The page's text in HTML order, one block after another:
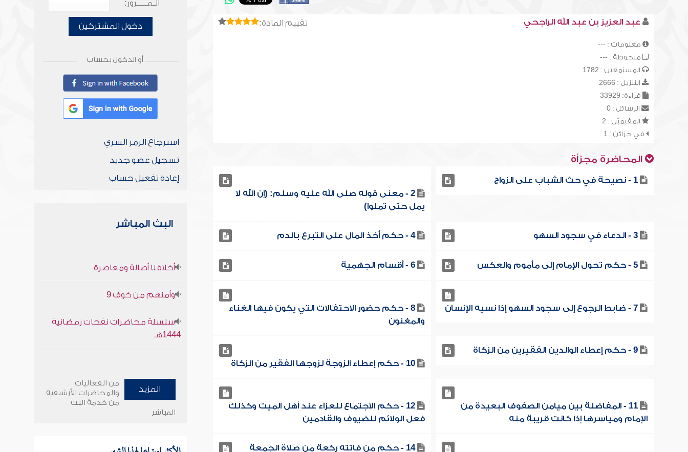
تقييم المادة: عبد العزيز بن عبد الله الراجحي
معلومات : ---
ملحوظة : ---
المستمعين : 1782
التنزيل : 2666
قراءة: 33929
الرسائل : 0
المقيميّن : 2
في خزائن : 1
المحاضرة مجزأة
1 - نصيحة في حث الشباب على الزواج
2 - معنى قوله صلى الله عليه وسلم: (إن الله لا
يمل حتى تملوا)
3 - الدعاء في سجود السهو 4 - حكم أخذ المال على التبرع بالدم
5 - حكم تحول الإمام إلى مأموم والعكس 6 - أقسام الجهمية
7 - ضابط الرجوع إلى سجود السهو إذا نسيه الإنسان
8 - حكم حضور الاحتفالات التي يكون فيها الغناء
والمغنون
9 - حكم إعطاء الوالدين الفقيرين من الزكاة
10 - حكم إعطاء الزوجة لزوجها الفقير من الزكاة
11 - المفاضلة بين ميامن الصفوف البعيدة من
الإمام ومياسرها إذا كانت قريبة منه
12 - حكم الاجتماع للعزاء عند أهل الميت وكذلك
فعل الولائم للضيوف والقادمين
14 - حكم من فاتته ركعة من صلاة الجمعة
الـمـــــرور:
دخول المشتركين
أو الدخول بحساب
استرجاع الرمز السري
تسجيل عضو جديد
إعادة تفعيل حساب
البث المباشر
أخلاقنا أصالة ومعاصرة
وأمنهم من خوف 9
سلسلة محاضرات نفحات رمضانية
1444هـ
المزيد
من الفعاليات
والمحاضرات الأرشيفية
من خدمة البث
المباشر